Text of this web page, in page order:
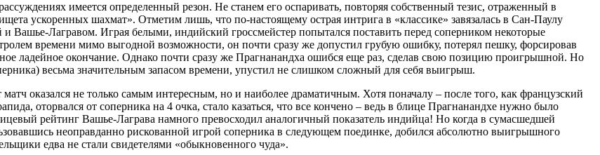
имеется определенный резон. Не станем его оспаривать, повторяя собственный тезис, отраженный в
ускоренных шахмат». Отметим лишь, что по-настоящему острая интрига в «классике» завязалась в Сан-Паулу
Вашье-Лагравом. Играя белыми, индийский гроссмейстер попытался поставить перед соперником некоторые
времени мимо выгодной возможности, он почти сразу же допустил грубую ошибку, потерял пешку, форсировав
ладейное окончание. Однако почти сразу же Прагнанандха ошибся еще раз, сделав свою позицию проигрышной. Но
весьма значительным запасом времени, упустил не слишком сложный для себя выигрыш.
оказался не только самым интересным, но и наиболее драматичным. Хотя поначалу – после того, как французский
оторвался от соперника на 4 очка, стало казаться, что все кончено – ведь в блице Прагнанандхе нужно было
рейтинг Вашье-Лаграва намного превосходил аналогичный показатель индийца! Но когда в сумасшедшей
неоправданно рискованной игрой соперника в следующем поединке, добился абсолютно выигрышного
едва не стали свидетелями «обыкновенного чуда».